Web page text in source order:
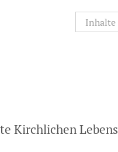
Kirchlichen Lebens